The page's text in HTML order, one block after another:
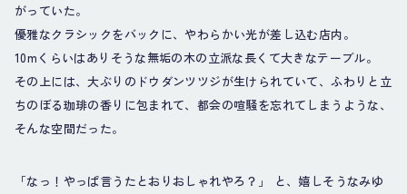
がっていた。
優雅なクラシックをバックに、やわらかい光が差し込む店内。
10mくらいはありそうな無垢の木の立派な長くて大きなテーブル。
その上には、大ぶりのドウダンツツジが生けられていて、ふわりと立
ちのぼる珈琲の香りに包まれて、都会の喧騒を忘れてしまうような、
そんな空間だった。
「なっ！やっぱ言うたとおりおしゃれやろ？」 と、嬉しそうなみゆ